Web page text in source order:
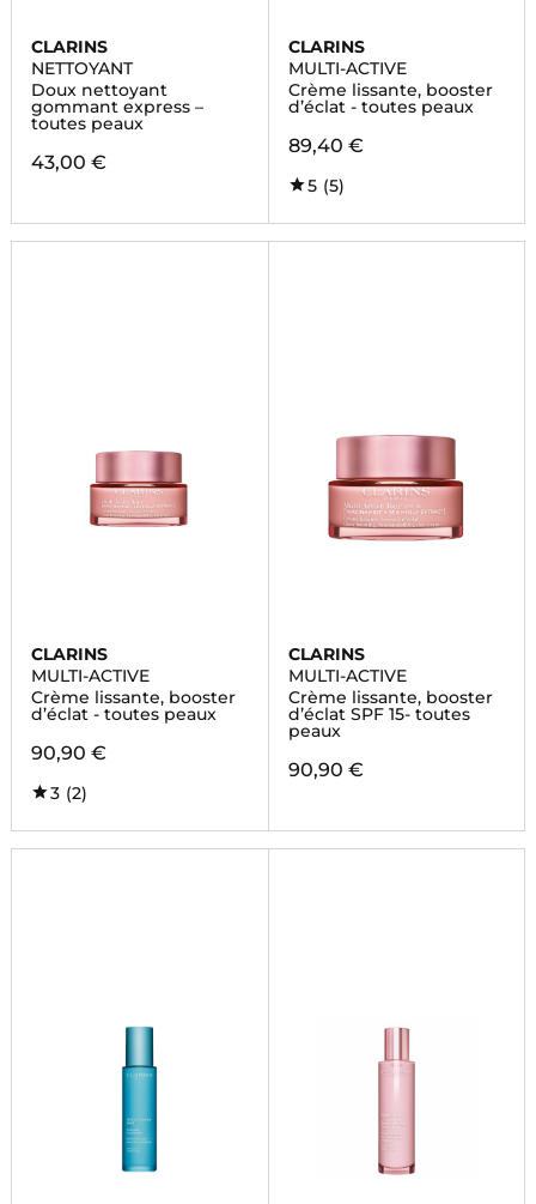
CLARINS
NETTOYANT
Doux nettoyant
gommant express –
toutes peaux
43,00 €
CLARINS
MULTI-ACTIVE
Crème lissante, booster
d’éclat - toutes peaux
89,40 €
5 (5)
CLARINS
MULTI-ACTIVE
Crème lissante, booster
d’éclat - toutes peaux
90,90 €
3 (2)
CLARINS
MULTI-ACTIVE
Crème lissante, booster
d’éclat SPF 15- toutes
peaux
90,90 €